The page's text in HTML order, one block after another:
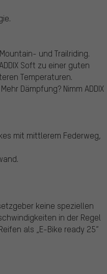
und Trailriding.
Soft zu einer guten
Temperaturen.
Dämpfung? Nimm ADDIX
mit mittlerem Federweg,
keine speziellen
in der Regel
als „E-Bike ready 25“